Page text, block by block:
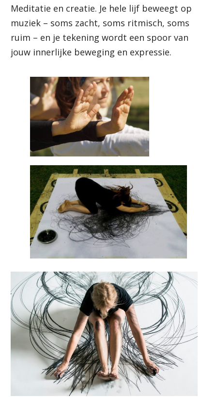
Meditatie en creatie. Je hele lijf beweegt op
muziek – soms zacht, soms ritmisch, soms
ruim – en je tekening wordt een spoor van
jouw innerlijke beweging en expressie.